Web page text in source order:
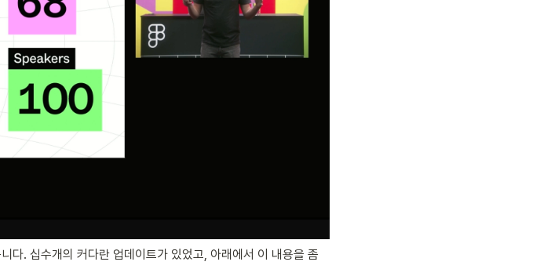
다. 십수개의 커다란 업데이트가 있었고, 아래에서 이 내용을 좀